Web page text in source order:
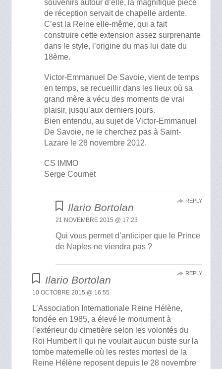
souvenirs autour d’elle, la magnifique pièce
de réception servait de chapelle ardente.
C’est la Reine elle-même, qui a fait
construire cette extension assez surprenante
dans le style, l’origine du mas lui date du
18ème.
Victor-Emmanuel De Savoie, vient de temps
en temps, se recueillir dans les lieux où sa
grand mère a vécu des moments de vrai
plaisir, jusqu’aux derniers jours.
Bien entendu, au sujet de Victor-Emmanuel
De Savoie, ne le cherchez pas à Saint-
Lazare le 28 novembre 2012.
CS IMMO
Serge Cournet
Ilario Bortolan
21 NOVEMBRE 2015 @ 17:23
Qui vous permet d’anticiper que le Prince
de Naples ne viendra pas ?
REPLY
Ilario Bortolan
10 OCTOBRE 2015 @ 16:55
L’Association Internationale Reine Hélène,
fondée en 1985, a élevé le monument à
l’extérieur du cimetière selon les volontés du
Roi Humbert II qui ne voulait aucun buste sur la
tombe maternelle où les restes mortesl de la
Reine Hélène reposent depuis le 28 novembre
REPLY